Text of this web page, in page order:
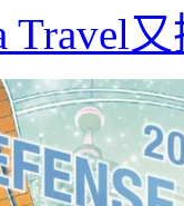
Travel